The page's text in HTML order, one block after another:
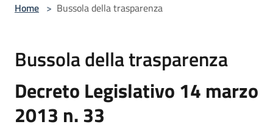
Home > Bussola della trasparenza
Bussola della trasparenza
Decreto Legislativo 14 marzo
2013 n. 33